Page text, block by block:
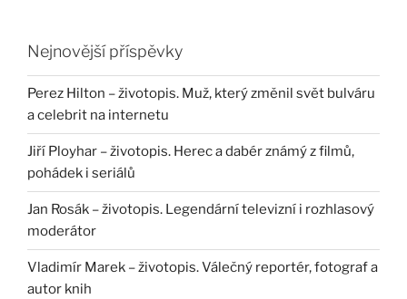
Nejnovější příspěvky
Perez Hilton – životopis. Muž, který změnil svět bulváru
a celebrit na internetu
Jiří Ployhar – životopis. Herec a dabér známý z filmů,
pohádek i seriálů
Jan Rosák – životopis. Legendární televizní i rozhlasový
moderátor
Vladimír Marek – životopis. Válečný reportér, fotograf a
autor knih